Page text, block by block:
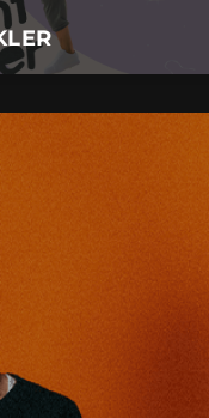
|